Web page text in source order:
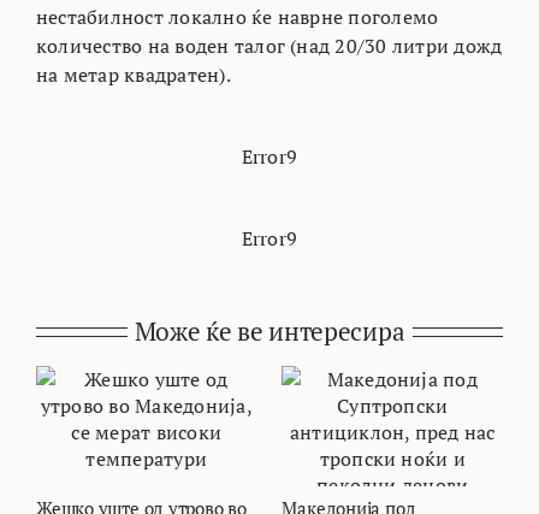
нестабилност локално ќе наврне поголемо
количество на воден талог (над 20/30 литри дожд
на метар квадратен).
Error9
Error9
Може ќе ве интересира
Жешко уште од утрово во Македонија под